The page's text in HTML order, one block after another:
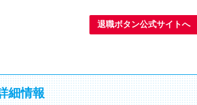
退職ボタン公式サイトへ
細情報